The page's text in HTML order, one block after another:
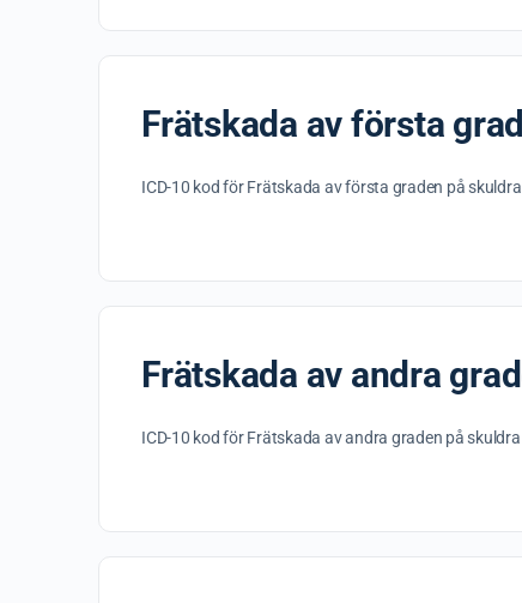
Frätskada av första
ICD-10 kod för Frätskada av första graden på
Frätskada av andra
ICD-10 kod för Frätskada av andra graden på